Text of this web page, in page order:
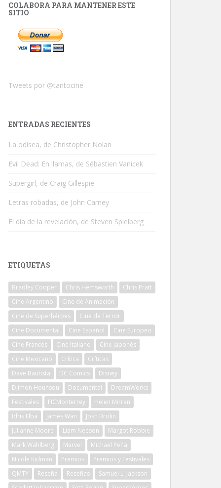
COLABORA PARA MANTENER ESTE
SITIO
Tweets por @tantocine
ENTRADAS RECIENTES
La odisea, de Christopher Nolan
Evil Dead: En llamas, de Sébastien Vanicek
Supergirl, de Craig Gillespie
Letras robadas, de John Carney
El día de la revelación, de Steven Spielberg
ETIQUETAS
Bradley Cooper Chris Hemsworth
Chris Pratt
Cine Argentino
Cine de Animación
Cine de Superhéroes
Cine de Terror
Cine Documental
Cine Español
Cine Europeo
Cine Francés
Cine Italiano
Cine Japonés
Cine Mexicano
Crítica
Críticas
Dave Bautista
DC Comics
Disney
Djimon Hounsou
Documental
DreamWorks
Festivales
FICMonterrey
Helen Mirren
Idris Elba
James Wan
Josh Brolin
Julianne Moore
Liam Neeson
Margot Robbie
Mark Wahlberg
Marvel
Michael Peña
Nicole Kidman
Premios
Premios y Festivales
QMTY
Reseña Reseñas
Samuel L. Jackson